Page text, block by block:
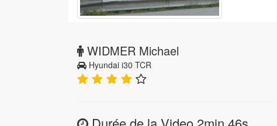
WIDMER Michael
Hyundai i30 TCR